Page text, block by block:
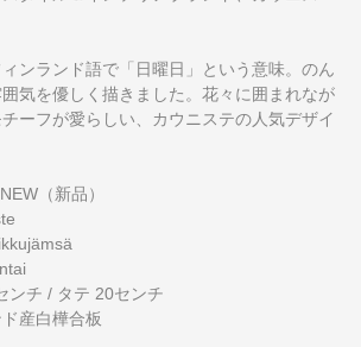
ンランド語で「日曜日」という意味。のん
気を優しく描きました。花々に囲まれなが
ーフが愛らしい、カウニステの人気デザイ
（新品）
ンチ / タテ 20センチ
産白樺合板